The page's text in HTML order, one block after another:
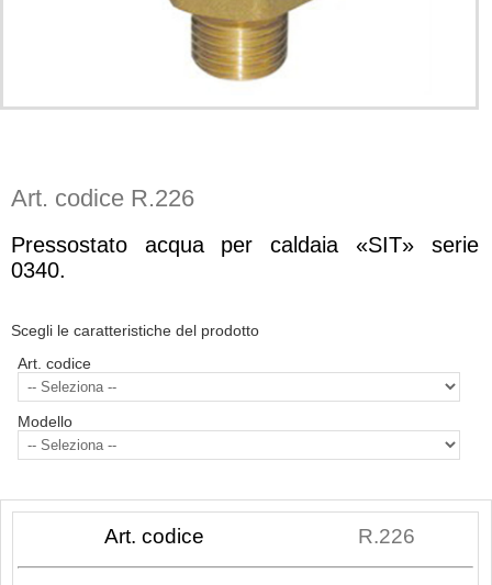
Art. codice R.226
Pressostato acqua per caldaia «SIT» serie
0340.
Scegli le caratteristiche del prodotto
Art. codice
Modello
Art. codice R.226